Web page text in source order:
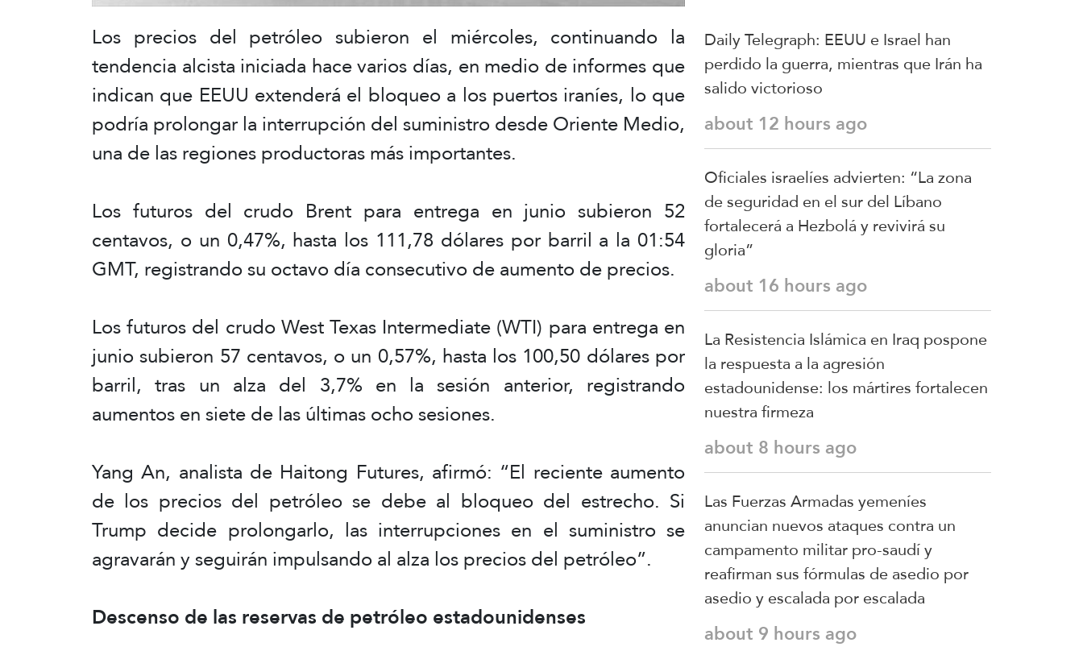
Los precios del petróleo subieron el miércoles, continuando la
tendencia alcista iniciada hace varios días, en medio de informes que
indican que EEUU extenderá el bloqueo a los puertos iraníes, lo que
podría prolongar la interrupción del suministro desde Oriente Medio,
una de las regiones productoras más importantes.
Los futuros del crudo Brent para entrega en junio subieron 52
centavos, o un 0,47%, hasta los 111,78 dólares por barril a la 01:54
GMT, registrando su octavo día consecutivo de aumento de precios.
Los futuros del crudo West Texas Intermediate (WTI) para entrega en
junio subieron 57 centavos, o un 0,57%, hasta los 100,50 dólares por
barril, tras un alza del 3,7% en la sesión anterior, registrando
aumentos en siete de las últimas ocho sesiones.
Yang An, analista de Haitong Futures, afirmó: “El reciente aumento
de los precios del petróleo se debe al bloqueo del estrecho. Si
Trump decide prolongarlo, las interrupciones en el suministro se
agravarán y seguirán impulsando al alza los precios del petróleo”.
Descenso de las reservas de petróleo estadounidenses
Daily Telegraph: EEUU e Israel han
perdido la guerra, mientras que Irán ha
salido victorioso
about 12 hours ago
Oficiales israelíes advierten: “La zona
de seguridad en el sur del Líbano
fortalecerá a Hezbolá y revivirá su
gloria”
about 16 hours ago
La Resistencia Islámica en Iraq pospone
la respuesta a la agresión
estadounidense: los mártires fortalecen
nuestra firmeza
about 8 hours ago
Las Fuerzas Armadas yemeníes
anuncian nuevos ataques contra un
campamento militar pro-saudí y
reafirman sus fórmulas de asedio por
asedio y escalada por escalada
about 9 hours ago